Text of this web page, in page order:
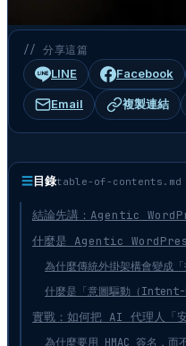
// 分享這篇
LINE Facebook
Email 複製連結
☰目錄table-of-contents.md
結論先講：Agentic
什麼是 Agentic
為什麼傳統外掛架構會變成
什麼是「意圖驅動（
實戰：如何把 AI 代理人「
為什麼要用 HMAC 簽名，